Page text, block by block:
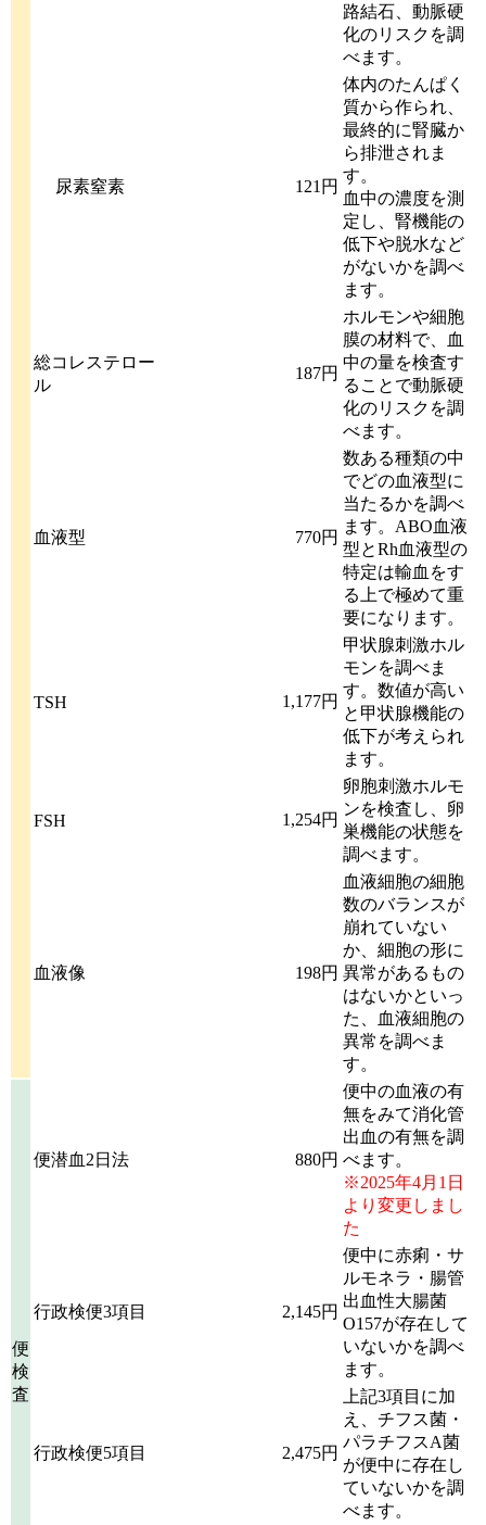
路結石、動脈硬
化のリスクを調
べます。
尿素窒素 121円
体内のたんぱく
質から作られ、
最終的に腎臓か
ら排泄されま
す。
血中の濃度を測
定し、腎機能の
低下や脱水など
がないかを調べ
ます。
総コレステロー
ル
187円
ホルモンや細胞
膜の材料で、血
中の量を検査す
ることで動脈硬
化のリスクを調
べます。
血液型 770円
数ある種類の中
でどの血液型に
当たるかを調べ
ます。ABO血液
型とRh血液型の
特定は輸血をす
る上で極めて重
要になります。
TSH 1,177円
甲状腺刺激ホル
モンを調べま
す。数値が高い
と甲状腺機能の
低下が考えられ
ます。
FSH 1,254円
卵胞刺激ホルモ
ンを検査し、卵
巣機能の状態を
調べます。
血液像 198円
血液細胞の細胞
数のバランスが
崩れていない
か、細胞の形に
異常があるもの
はないかといっ
た、血液細胞の
異常を調べま
す。
便
検
査
便潜血2日法 880円
便中の血液の有
無をみて消化管
出血の有無を調
べます。
※2025年4月1日
より変更しまし
た
行政検便3項目 2,145円
便中に赤痢・サ
ルモネラ・腸管
出血性大腸菌
O157が存在して
いないかを調べ
ます。
行政検便5項目 2,475円
上記3項目に加
え、チフス菌・
パラチフスA菌
が便中に存在し
ていないかを調
べます。